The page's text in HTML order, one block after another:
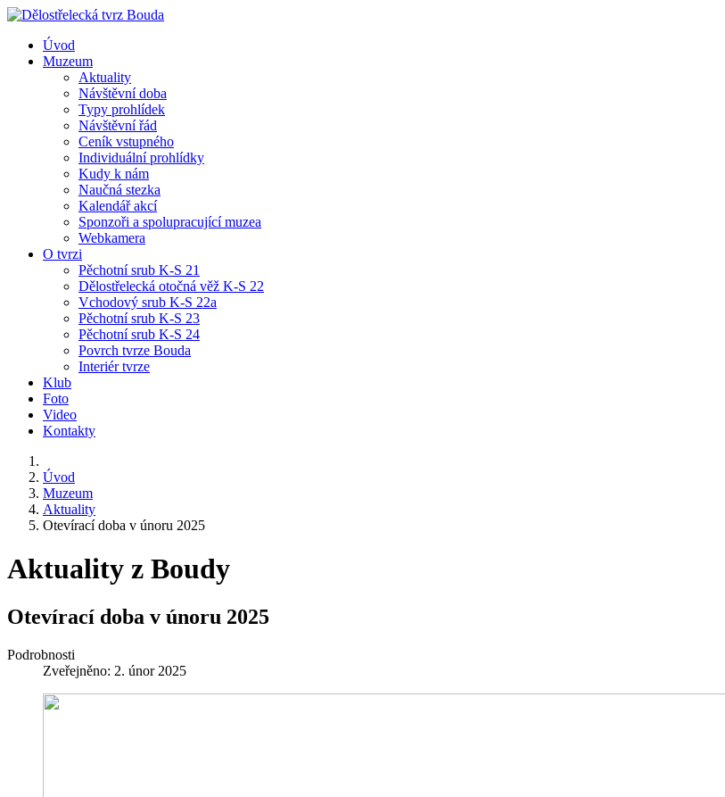
Úvod
Muzeum
Aktuality
Návštěvní doba
Typy prohlídek
Návštěvní řád
Ceník vstupného
Individuální prohlídky
Kudy k nám
Naučná stezka
Kalendář akcí
Sponzoři a spolupracující muzea
Webkamera
O tvrzi
Pěchotní srub K-S 21
Dělostřelecká otočná věž K-S 22
Vchodový srub K-S 22a
Pěchotní srub K-S 23
Pěchotní srub K-S 24
Povrch tvrze Bouda
Interiér tvrze
Klub
Foto
Video
Kontakty
Úvod
Muzeum
Aktuality
Otevírací doba v únoru 2025
Aktuality z Boudy
Otevírací doba v únoru 2025
Podrobnosti
Zveřejněno: 2. únor 2025